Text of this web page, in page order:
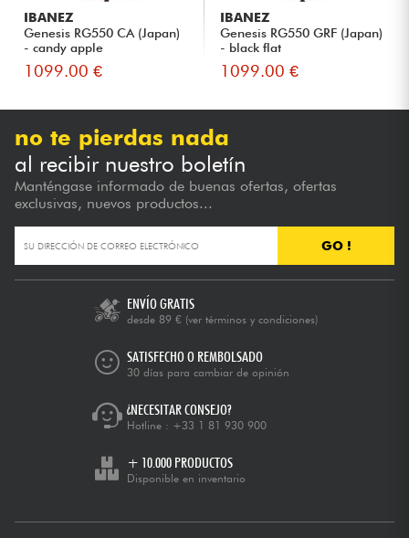
IBANEZ
Genesis RG550 CA (Japan)
- candy apple
1099.00 €
IBANEZ
Genesis RG550 GRF (Japan)
- black flat
1099.00 €
no te pierdas nada
al recibir nuestro boletín
Manténgase informado de buenas ofertas, ofertas
exclusivas, nuevos productos...
GO !
ENVÍO GRATIS
desde 89 € (ver términos y condiciones)
SATISFECHO O REMBOLSADO
30 días para cambiar de opinión
¿NECESITAR CONSEJO?
Hotline : +33 1 81 930 900
+ 10.000 PRODUCTOS
Disponible en inventario